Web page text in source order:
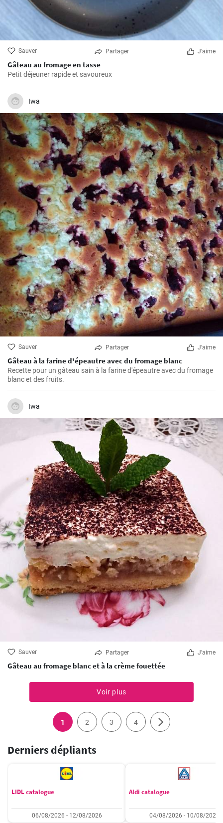
Sauver Partager J'aime
Gâteau au fromage en tasse
Petit déjeuner rapide et savoureux
Iwa
Sauver Partager J'aime
Gâteau à la farine d'épeautre avec du fromage blanc
Recette pour un gâteau sain à la farine d'épeautre avec du fromage
blanc et des fruits.
Iwa
Sauver Partager J'aime
Gâteau au fromage blanc et à la crème fouettée
Voir plus
1 2 3 4
Derniers dépliants
LIDL catalogue
06/08/2026 - 12/08/2026
Aldi catalogue
04/08/2026 - 10/08/2026